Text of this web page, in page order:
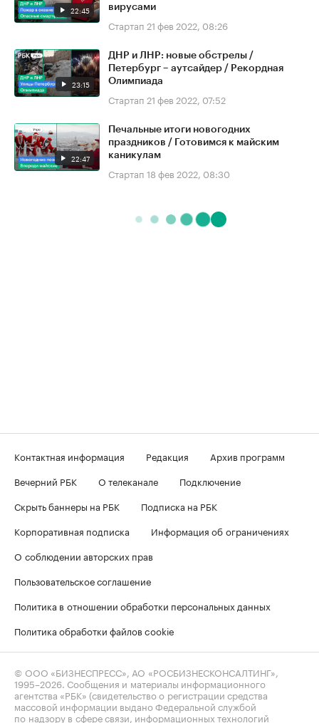
22:45
вирусами
Стартап 21 фев 2022, 08:26
23:15
ДНР и ЛНР: новые обстрелы /
Петербург – аутсайдер / Рекордная
Олимпиада
Стартап 21 фев 2022, 07:52
22:47
Печальные итоги новогодних
праздников / Готовимся к майским
каникулам
Стартап 18 фев 2022, 08:30
Контактная информация Редакция
Архив программ
Вечерний РБК
О телеканале
Подключение
Скрыть баннеры на РБК
Подписка на РБК
Корпоративная подписка
Информация об ограничениях
О соблюдении авторских прав
Пользовательское соглашение
Политика в отношении обработки персональных данных
Политика обработки файлов cookie
© ООО «БИЗНЕСПРЕСС», АО «РОСБИЗНЕСКОНСАЛТИНГ»,
1995–2026 . Сообщения и материалы информационного
агентства «РБК» (свидетельство о регистрации средства
массовой информации выдано Федеральной службой
по надзору в сфере связи, информационных технологий